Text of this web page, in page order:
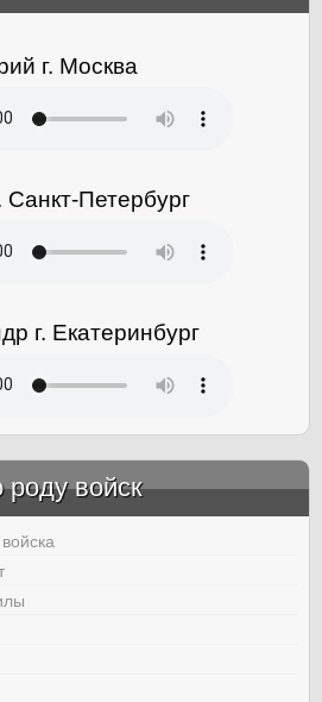
г. Москва
Санкт-Петербург
г. Екатеринбург
войск